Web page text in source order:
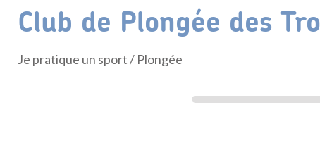
Club de Plongée des
Je pratique un sport/ Plongée